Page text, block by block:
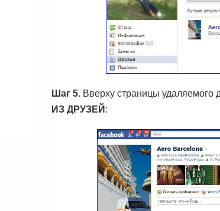
Шаг 5. Вверху страницы удаляемого
ИЗ ДРУЗЕЙ :